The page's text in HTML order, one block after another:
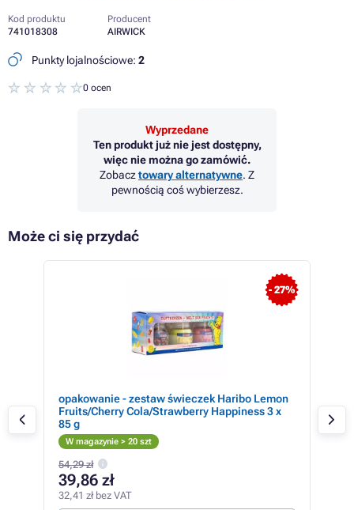
Kod produktu
741018308
Producent
AIRWICK
Punkty lojalnościowe: 2
0 ocen
Wyprzedane
Ten produkt już nie jest dostępny,
więc nie można go zamówić.
Zobacztowary alternatywne. Z
pewnością coś wybierzesz.
Może ci się przydać
- 27%
opakowanie - zestaw świeczek Haribo Lemon
Fruits/Cherry Cola/Strawberry Happiness 3 x
85 g
W magazynie > 20 szt
54,29 zł
39,86 zł
32,41 zł bez VAT